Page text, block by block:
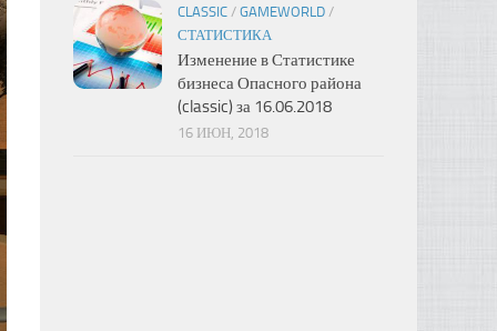
CLASSIC / GAMEWORLD /
СТАТИСТИКА
Изменение в Статистике
бизнеса Опасного района
(classic) за 16.06.2018
16 ИЮН, 2018